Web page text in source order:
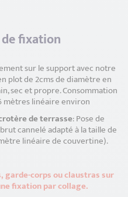
fixation
sur le support avec notre
plot de 2cms de diamètre en
sec et propre. Consommation
mètres linéaire environ
de terrasse: Pose de
cannelé adapté à la taille de
linéaire de couvertine).
corps ou claustras sur
fixation par collage.